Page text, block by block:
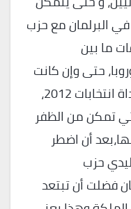
البرلمان مع حزب
ما بين
حتى وإن كانت
ثمة نقاط اتفاق بشأن الهجرة.غداة انتخابات 2012،
تمكن من الظفر
أن اضطر
حزب
فضلت أن تبتعد